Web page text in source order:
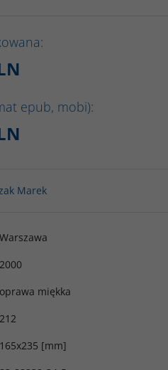
epub, mobi):
Marek
Warszawa
2000
oprawa miękka
212
165x235 [mm]